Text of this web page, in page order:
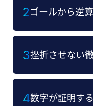
2ゴールから逆
3挫折させない
4数字が証明す